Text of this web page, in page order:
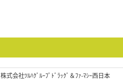
株式会社ﾂﾙﾊｸﾞﾙｰﾌﾟﾄﾞﾗｯｸﾞ＆ﾌｧ-ﾏｼｰ西日本